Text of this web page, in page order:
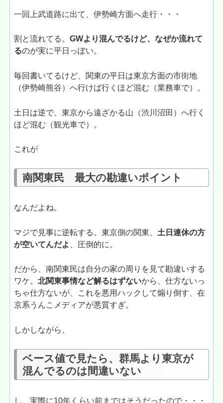
一回上武道路に出て、伊勢崎方面へ走行・・・
割と流れてる。GWより混んでるけど、なぜか流れて
るのが実に平日っぽい。
毎回書いてるけど、関東の平日は東京方面の市街地
（伊勢崎熊谷）へ行けば行くほど混む（業務車で）。
土日は逆で、東京から遠ざかる山（渋川沼田）へ行く
ほど混む（観光車で）。
これが
南関東民 最大の勘違いポイント
なんだよね。
マジで見事に逆転する。東京側の関東、 土日連休の方
が空いてんだよ
、圧倒的に。
だから、南関東民は自分の家の周りを見て勘違いする
ワケ。北関東事情など解るはずないから、仕方ないっ
ちゃ仕方ないが、これを悪用ハックして煽り倒す、在
京系うんこメディアが悪質すぎ。
しかしながら、
ベース値で見たら、群馬より東京が
混んでるのは間違いない
し、実際に10年くらい前まではそうだったので・・・